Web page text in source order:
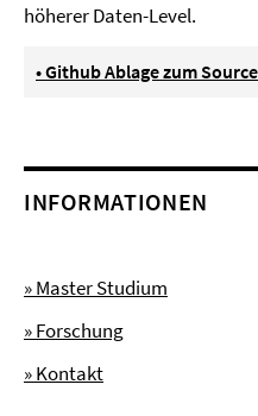
höherer Daten-Level.
• Github Ablage zum
INFORMATIONEN
» Master Studium
» Forschung
» Kontakt